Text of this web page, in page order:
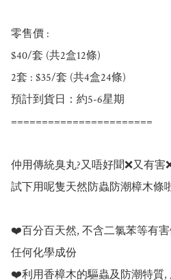
零售價 :
$40/套 (共2盒12條)
2套 : $35/套 (共4盒24條)
預計到貨日：約5-6星期
=======================
仲用傳統臭丸?又唔好聞❌又有害
試下用呢隻天然防蟲防潮樟木條
❤️百分百天然, 不含二氯苯等有
任何化學成份
❤️利用香樟木的驅蟲及防潮特質,